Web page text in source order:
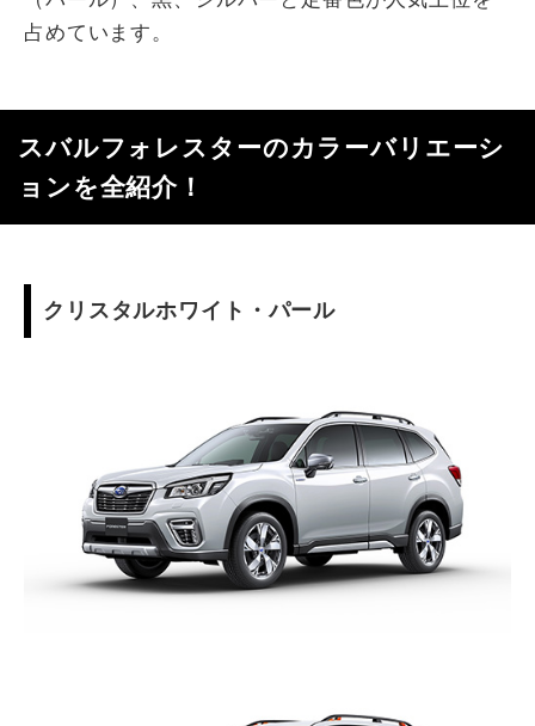
占めています。
スバルフォレスターのカラーバリエーシ
ョンを全紹介！
クリスタルホワイト・パール